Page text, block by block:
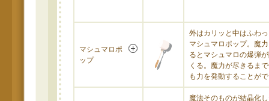
マシュマロポ
ップ
外はカリッと中はふわ
マシュマロポップ。魔
るとマシュマロの爆弾
くる。魔力が尽きるま
も力を発動することが
魔法そのものが結晶化